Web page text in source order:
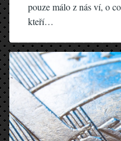
pouze málo z nás ví, o
kteří…